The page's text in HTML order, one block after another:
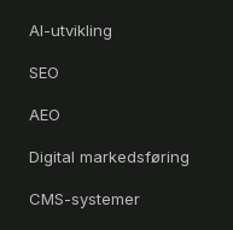
AI-utvikling
SEO
AEO
Digital markedsføring
CMS-systemer